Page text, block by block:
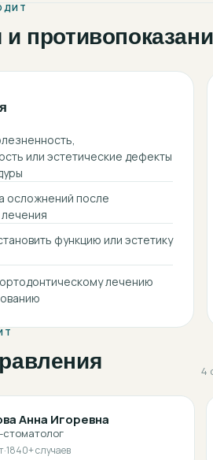
или эстетические дефекты
осложнений после
функцию или эстетику
лечению
4
Анна Игоревна
стоматолог
·1840+ случаев